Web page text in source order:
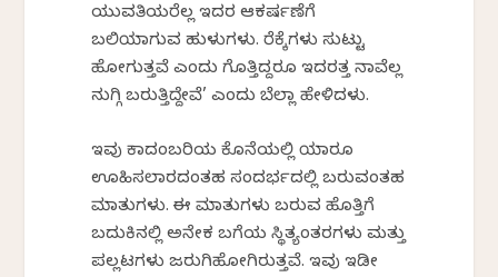
ಯುವತಿಯರೆಲ್ಲ ಇದರ ಆಕರ್ಷಣೆಗೆ
ಬಲಿಯಾಗುವ ಹುಳುಗಳು. ರೆಕ್ಕೆಗಳು ಸುಟ್ಟು
ಹೋಗುತ್ತವೆ ಎಂದು ಗೊತ್ತಿದ್ದರೂ ಇದರತ್ತ ನಾವೆಲ್ಲ
ನುಗ್ಗಿ ಬರುತ್ತಿದ್ದೇವೆ’ ಎಂದು ಬೆಲ್ಲಾ ಹೇಳಿದಳು.
ಇವು ಕಾದಂಬರಿಯ ಕೊನೆಯಲ್ಲಿ ಯಾರೂ
ಊಹಿಸಲಾರದಂತಹ ಸಂದರ್ಭದಲ್ಲಿ ಬರುವಂತಹ
ಮಾತುಗಳು. ಈ ಮಾತುಗಳು ಬರುವ ಹೊತ್ತಿಗೆ
ಬದುಕಿನಲ್ಲಿ ಅನೇಕ ಬಗೆಯ ಸ್ಥಿತ್ಯಂತರಗಳು ಮತ್ತು
ಪಲ್ಲಟಗಳು ಜರುಗಿಹೋಗಿರುತ್ತವೆ. ಇವು ಇಡೀ